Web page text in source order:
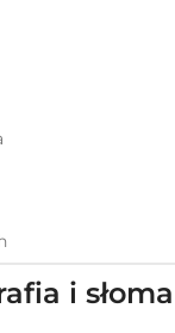
i słoma